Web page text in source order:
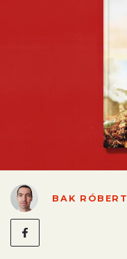
BAK RÓBERT